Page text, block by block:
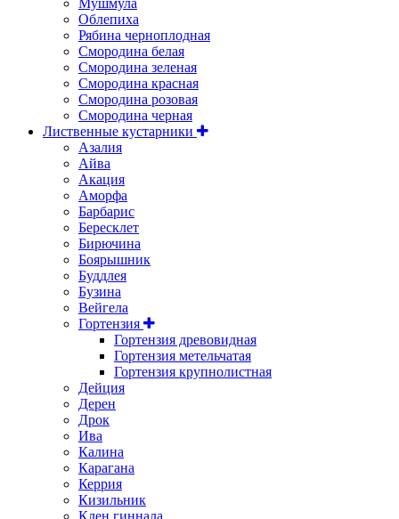
Облепиха
Рябина черноплодная
Смородина белая
Смородина зеленая
Смородина красная
Смородина розовая
Смородина черная
Лиственные кустарники
Азалия
Айва
Акация
Аморфа
Барбарис
Бересклет
Бирючина
Боярышник
Буддлея
Бузина
Вейгела
Гортензия
Гортензия древовидная
Гортензия метельчатая
Гортензия крупнолистная
Дейция
Дерен
Дрок
Ива
Калина
Карагана
Керрия
Кизильник
Клен гиннала